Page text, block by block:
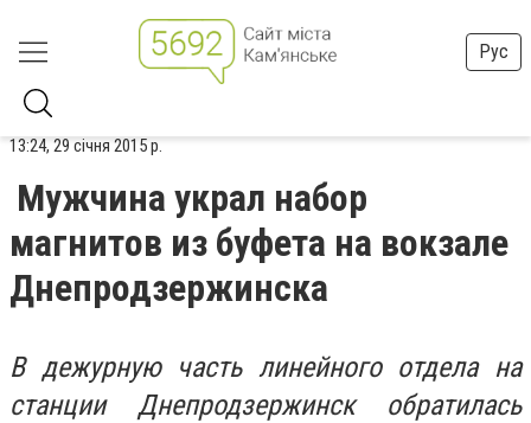
Рус
13:24, 29 січня 2015 р.
Мужчина украл набор
магнитов из буфета на вокзале
Днепродзержинска
В дежурную часть линейного отдела на
станции Днепродзержинск обратилась